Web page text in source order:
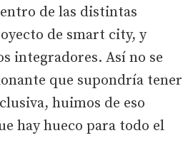
de las distintas
de smart city, y
integradores. Así no se
que supondría tener
huimos de eso
hay hueco para todo el